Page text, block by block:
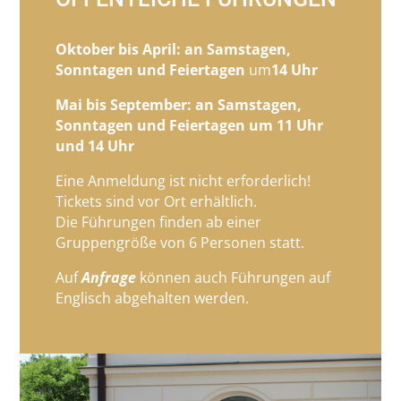
Oktober bis April: an Samstagen,
Sonntagen und Feiertagen um14 Uhr
Mai bis September: an Samstagen,
Sonntagen und Feiertagen um 11 Uhr
und 14 Uhr
Eine Anmeldung ist nicht erforderlich!
Tickets sind vor Ort erhältlich.
Die Führungen finden ab einer
Gruppengröße von 6 Personen statt.
AufAnfrage können auch Führungen auf
Englisch abgehalten werden.